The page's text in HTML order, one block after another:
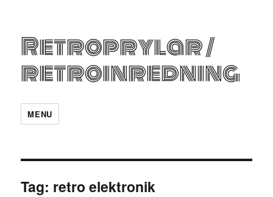
Retroprylar /
retroinredning
MENU
Tag: retro elektronik